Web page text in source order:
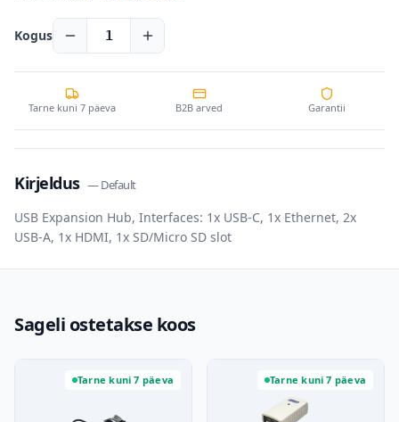
Kogus 1
Tarne kuni 7 päeva B2B arved Garantii
Kirjeldus —Default
USB Expansion Hub, Interfaces: 1x USB-C, 1x Ethernet, 2x
USB-A, 1x HDMI, 1x SD/Micro SD slot
Sageli ostetakse koos
Tarne kuni 7 päeva Tarne kuni 7 päeva